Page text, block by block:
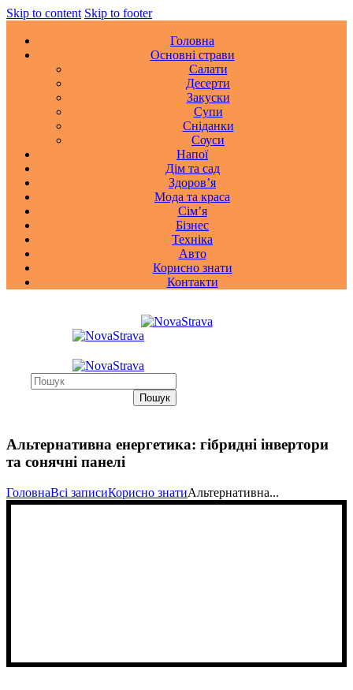
Skip to content Skip to footer
Головна
Основні страви
Салати
Десерти
Закуски
Супи
Сніданки
Соуси
Напої
Дім та сад
Здоровʼя
Мода та краса
Сімʼя
Бізнес
Техніка
Авто
Корисно знати
Контакти
Пошук
Альтернативна енергетика: гібридні інвертори
та сонячні панелі
ГоловнаВсі записиКорисно знатиАльтернативна...